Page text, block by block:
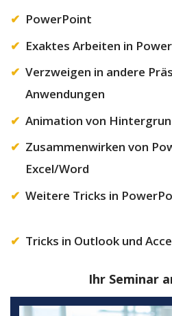
PowerPoint
Exaktes Arbeiten in
Verzweigen in andere
Anwendungen
Animation von
Zusammenwirken von
Excel/Word
Weitere Tricks in
Tricks in Outlook und
Ihr Seminar